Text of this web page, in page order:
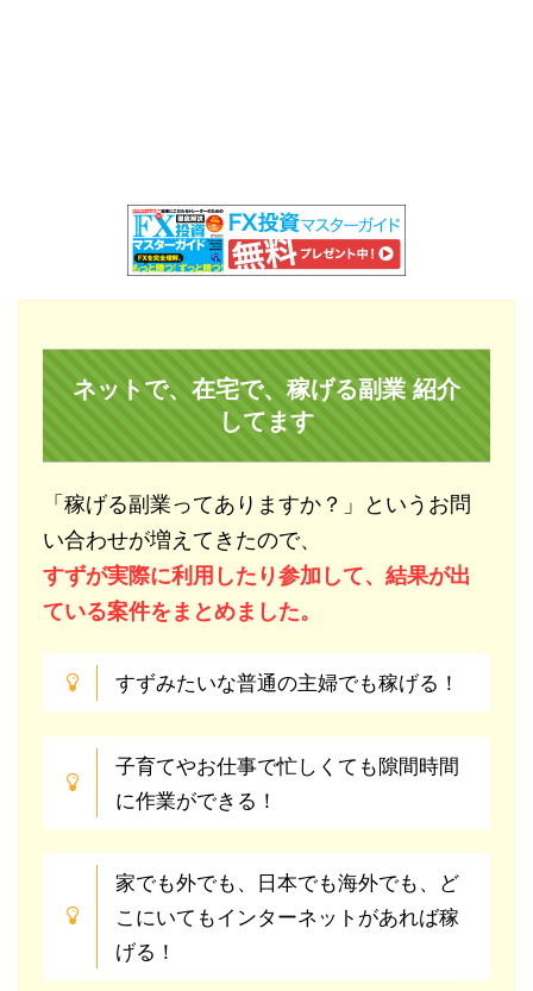
ネットで、在宅で、稼げる副業 紹介
してます
「稼げる副業ってありますか？」というお問
い合わせが増えてきたので、
すずが実際に利用したり参加して、結果が出
ている案件をまとめました。
すずみたいな普通の主婦でも稼げる！
子育てやお仕事で忙しくても隙間時間
に作業ができる！
家でも外でも、日本でも海外でも、ど
こにいてもインターネットがあれば稼
げる！